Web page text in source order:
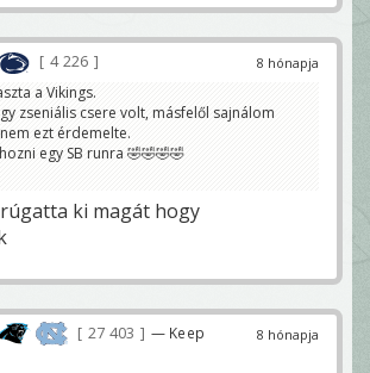
8 hónapja
4 226
a Vikings.
zseniális csere volt, másfelől sajnálom
ezt érdemelte.
egy SB runra 🤣🤣🤣🤣
ki magát hogy
8 hónapja
27 403
— Keep